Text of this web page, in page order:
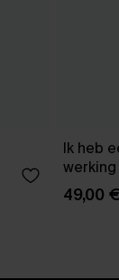
Ik heb
49,00 €